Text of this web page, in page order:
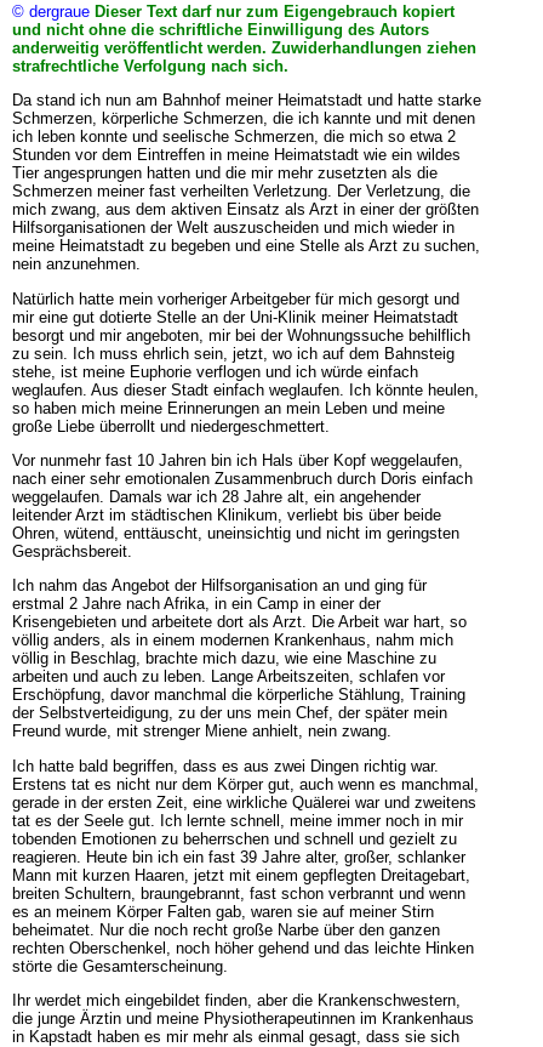
© dergraue Dieser Text darf nur zum Eigengebrauch kopiert
und nicht ohne die schriftliche Einwilligung des Autors
anderweitig veröffentlicht werden. Zuwiderhandlungen ziehen
strafrechtliche Verfolgung nach sich.
Da stand ich nun am Bahnhof meiner Heimatstadt und hatte starke
Schmerzen, körperliche Schmerzen, die ich kannte und mit denen
ich leben konnte und seelische Schmerzen, die mich so etwa 2
Stunden vor dem Eintreffen in meine Heimatstadt wie ein wildes
Tier angesprungen hatten und die mir mehr zusetzten als die
Schmerzen meiner fast verheilten Verletzung. Der Verletzung, die
mich zwang, aus dem aktiven Einsatz als Arzt in einer der größten
Hilfsorganisationen der Welt auszuscheiden und mich wieder in
meine Heimatstadt zu begeben und eine Stelle als Arzt zu suchen,
nein anzunehmen.
Natürlich hatte mein vorheriger Arbeitgeber für mich gesorgt und
mir eine gut dotierte Stelle an der Uni-Klinik meiner Heimatstadt
besorgt und mir angeboten, mir bei der Wohnungssuche behilflich
zu sein. Ich muss ehrlich sein, jetzt, wo ich auf dem Bahnsteig
stehe, ist meine Euphorie verflogen und ich würde einfach
weglaufen. Aus dieser Stadt einfach weglaufen. Ich könnte heulen,
so haben mich meine Erinnerungen an mein Leben und meine
große Liebe überrollt und niedergeschmettert.
Vor nunmehr fast 10 Jahren bin ich Hals über Kopf weggelaufen,
nach einer sehr emotionalen Zusammenbruch durch Doris einfach
weggelaufen. Damals war ich 28 Jahre alt, ein angehender
leitender Arzt im städtischen Klinikum, verliebt bis über beide
Ohren, wütend, enttäuscht, uneinsichtig und nicht im geringsten
Gesprächsbereit.
Ich nahm das Angebot der Hilfsorganisation an und ging für
erstmal 2 Jahre nach Afrika, in ein Camp in einer der
Krisengebieten und arbeitete dort als Arzt. Die Arbeit war hart, so
völlig anders, als in einem modernen Krankenhaus, nahm mich
völlig in Beschlag, brachte mich dazu, wie eine Maschine zu
arbeiten und auch zu leben. Lange Arbeitszeiten, schlafen vor
Erschöpfung, davor manchmal die körperliche Stählung, Training
der Selbstverteidigung, zu der uns mein Chef, der später mein
Freund wurde, mit strenger Miene anhielt, nein zwang.
Ich hatte bald begriffen, dass es aus zwei Dingen richtig war.
Erstens tat es nicht nur dem Körper gut, auch wenn es manchmal,
gerade in der ersten Zeit, eine wirkliche Quälerei war und zweitens
tat es der Seele gut. Ich lernte schnell, meine immer noch in mir
tobenden Emotionen zu beherrschen und schnell und gezielt zu
reagieren. Heute bin ich ein fast 39 Jahre alter, großer, schlanker
Mann mit kurzen Haaren, jetzt mit einem gepflegten Dreitagebart,
breiten Schultern, braungebrannt, fast schon verbrannt und wenn
es an meinem Körper Falten gab, waren sie auf meiner Stirn
beheimatet. Nur die noch recht große Narbe über den ganzen
rechten Oberschenkel, noch höher gehend und das leichte Hinken
störte die Gesamterscheinung.
Ihr werdet mich eingebildet finden, aber die Krankenschwestern,
die junge Ärztin und meine Physiotherapeutinnen im Krankenhaus
in Kapstadt haben es mir mehr als einmal gesagt, dass sie sich